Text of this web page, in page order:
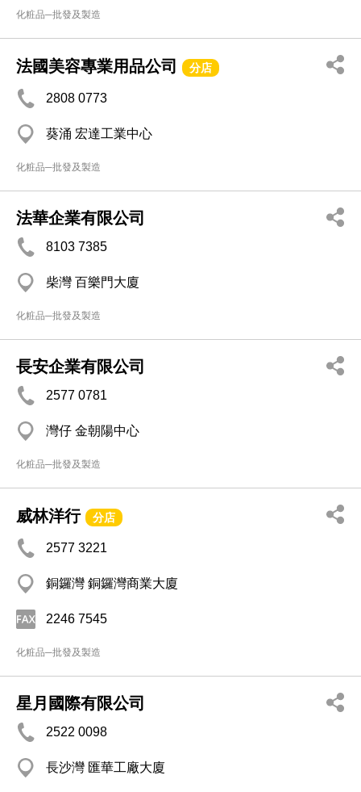
化粧品─批發及製造
法國美容專業用品公司 分店
2808 0773
葵涌 宏達工業中心
化粧品─批發及製造
法華企業有限公司
8103 7385
柴灣 百樂門大廈
化粧品─批發及製造
長安企業有限公司
2577 0781
灣仔 金朝陽中心
化粧品─批發及製造
威林洋行 分店
2577 3221
銅鑼灣 銅鑼灣商業大廈
2246 7545
化粧品─批發及製造
星月國際有限公司
2522 0098
長沙灣 匯華工廠大廈